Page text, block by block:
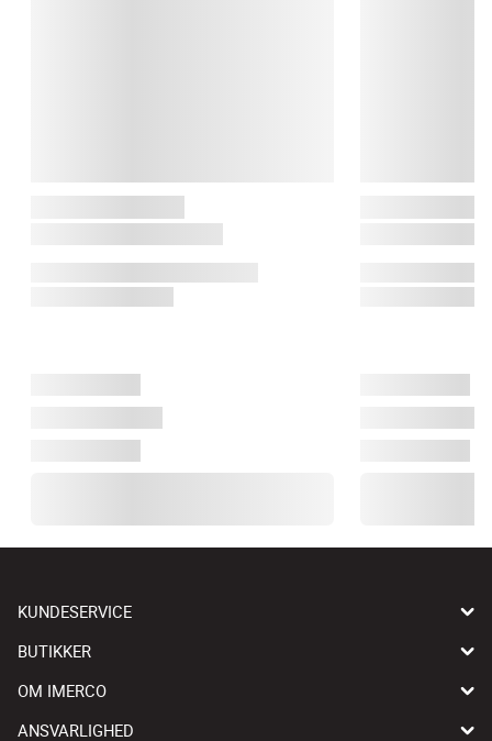
KUNDESERVICE
BUTIKKER
OM IMERCO
ANSVARLIGHED